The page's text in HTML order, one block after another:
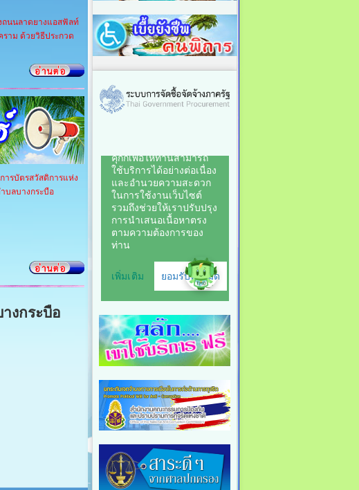
ถนนลาดยางแอสฟัลท์
าม ด้วยวิธีประกวด
ารบัตรสวัสดิการแห่ง
บลบางกระบือ
งกระบือ